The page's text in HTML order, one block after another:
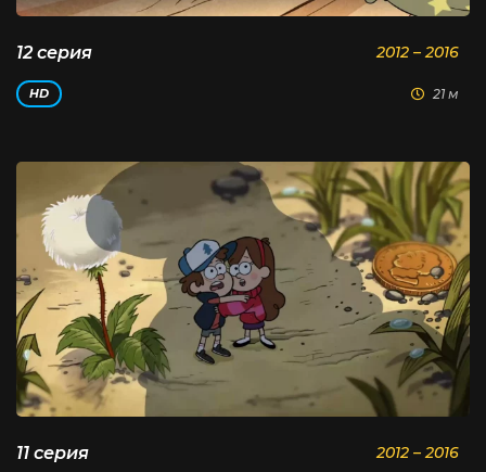
12 серия 2012 – 2016
HD 21 м
11 серия 2012 – 2016